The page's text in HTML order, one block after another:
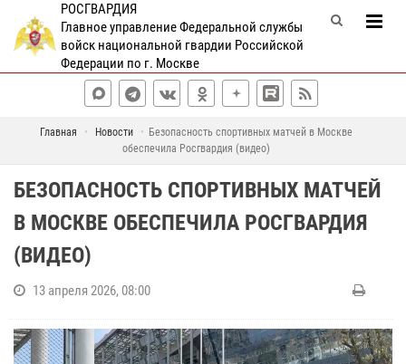
РОСГВАРДИЯ
Главное управление Федеральной службы
войск национальной гвардии Российской
Федерации по г. Москве
Главная Новости
Безопасность спортивных матчей в Москве
обеспечила Росгвардия (видео)
БЕЗОПАСНОСТЬ СПОРТИВНЫХ МАТЧЕЙ
В МОСКВЕ ОБЕСПЕЧИЛА РОСГВАРДИЯ
(ВИДЕО)
13 апреля 2026, 08:00